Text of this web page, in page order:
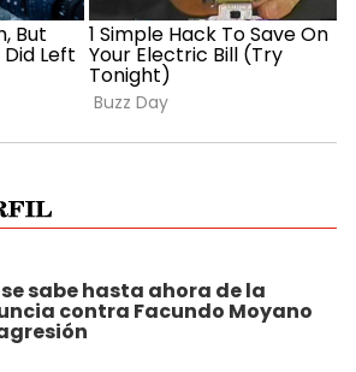
se sabe hasta ahora de la
contra Facundo Moyano